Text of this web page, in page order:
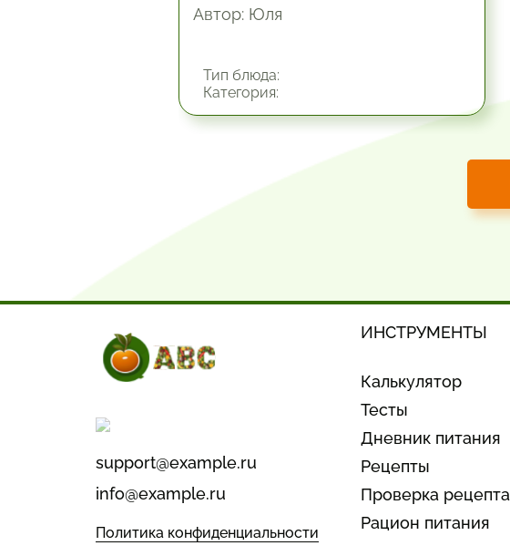
Автор: Юля
Тип блюда:
Категория:
support@example.ru
info@example.ru
Политика конфиденциальности
ИНСТРУМЕНТЫ
Калькулятор
Тесты
Дневник питания
Рецепты
Проверка рецепта
Рацион питания